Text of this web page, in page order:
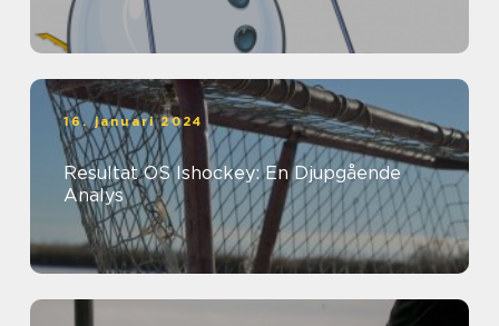
16. januari 2024
Resultat OS Ishockey: En Djupgående
Analys